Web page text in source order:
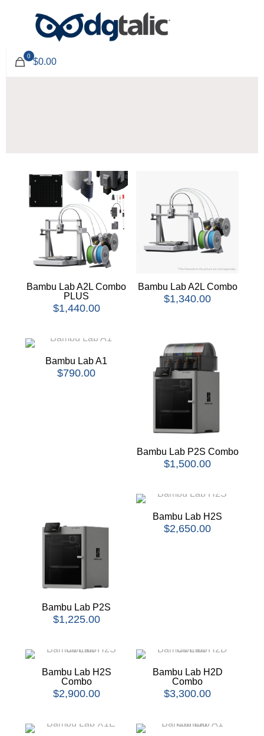
0
$0.00
Bambu Lab A2L Combo
PLUS
$1,440.00
Bambu Lab A2L Combo
$1,340.00
Bambu Lab A1
$790.00
Bambu Lab P2S Combo
$1,500.00
Bambu Lab P2S
$1,225.00
Bambu Lab H2S
$2,650.00
Bambu Lab H2S
Combo
$2,900.00
Bambu Lab H2D
Combo
$3,300.00